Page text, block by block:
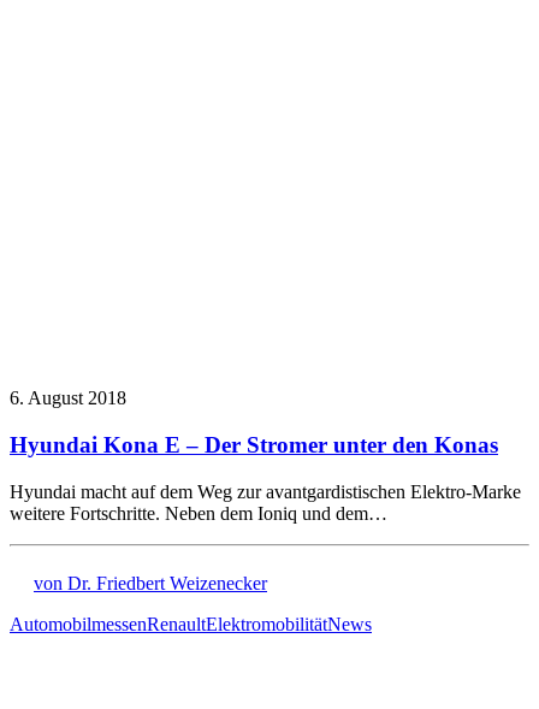
6. August 2018
Hyundai Kona E – Der Stromer unter den Konas
Hyundai macht auf dem Weg zur avantgardistischen Elektro-Marke
weitere Fortschritte. Neben dem Ioniq und dem…
von Dr. Friedbert Weizenecker
AutomobilmessenRenaultElektromobilitätNews